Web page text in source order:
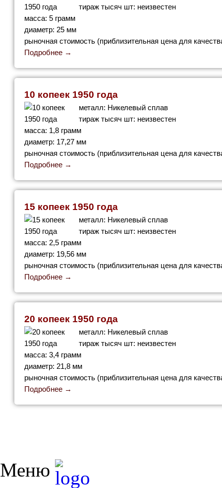
тираж тысяч шт: неизвестен
масса: 5 грамм
диаметр: 25 мм
рыночная стоимость (приблизительная цена для
Подробнее →
10 копеек 1950 года
металл: Никелевый сплав
тираж тысяч шт: неизвестен
масса: 1,8 грамм
диаметр: 17,27 мм
рыночная стоимость (приблизительная цена для
Подробнее →
15 копеек 1950 года
металл: Никелевый сплав
тираж тысяч шт: неизвестен
масса: 2,5 грамм
диаметр: 19,56 мм
рыночная стоимость (приблизительная цена для
Подробнее →
20 копеек 1950 года
металл: Никелевый сплав
тираж тысяч шт: неизвестен
масса: 3,4 грамм
диаметр: 21,8 мм
рыночная стоимость (приблизительная цена для
Подробнее →
Меню